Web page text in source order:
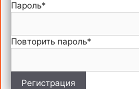
Пароль*
Повторить пароль*
Регистрация